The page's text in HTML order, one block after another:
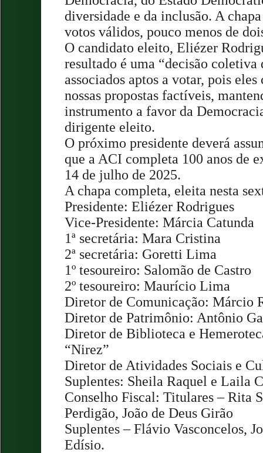
diversidade e da inclusão. A
votos válidos, pouco menos de
O candidato eleito, Eliézer
resultado é uma “decisão coletiva
associados aptos a votar, pois
nossas propostas factíveis,
instrumento a favor da
dirigente eleito.
O próximo presidente deverá
que a ACI completa 100 anos de
14 de julho de 2025.
A chapa completa, eleita nesta
Presidente: Eliézer Rodrigues
Vice-Presidente: Márcia Catunda
1ª secretária: Mara Cristina
2ª secretária: Goretti Lima
1º tesoureiro: Salomão de Castro
2º tesoureiro: Maurício Lima
Diretor de Comunicação: Márcio
Diretor de Patrimônio: Antônio
Diretor de Biblioteca e
“Nirez”
Diretor de Atividades Sociais e
Suplentes: Sheila Raquel e Laila
Conselho Fiscal: Titulares – Rita
Perdigão, João de Deus Girão
Suplentes – Flávio Vasconcelos,
Edísio.